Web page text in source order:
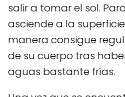
salir a tomar el sol.
asciende a la
manera consigue
de su cuerpo tras
aguas bastante frías.